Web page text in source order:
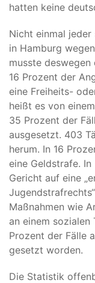
hatten keine
Nicht einmal
in Hamburg
musste
16 Prozent der
eine Freiheits-
heißt es von
35 Prozent der
ausgesetzt. 403
herum. In 16
eine Geldstrafe.
Gericht auf eine
Maßnahmen wie
an einem
Prozent der Fälle
gesetzt worden.
Die Statistik